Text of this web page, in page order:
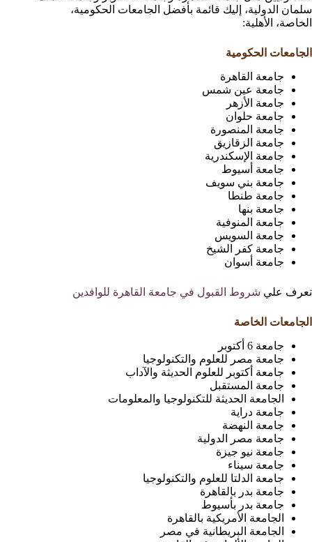
سلمان الدولية، إليك قائمة بأفضل الجامعات الحكومية،
الخاصة، الأهلية:
الجامعات الحكومية
جامعة القاهرة
جامعة عين شمس
جامعة الأزهر
جامعة حلوان
جامعة المنصورة
جامعة الزقازيق
جامعة الإسكندرية
جامعة أسيوط
جامعة بني سويف
جامعة طنطا
جامعة بنها
جامعة المنوفية
جامعة السويس
جامعة كفر الشيخ
جامعة أسوان
تعرف علي شروط القبول في جامعة القاهرة للوافدين
الجامعات الخاصة
جامعة 6 أكتوبر
جامعة مصر للعلوم والتكنولوجيا
جامعة أكتوبر للعلوم الحديثة والآداب
جامعة المستقبل
الجامعة الحديثة للتكنولوجيا والمعلومات
جامعة دراية
جامعة النهضة
جامعة مصر الدولية
جامعة نيو جيزة
جامعة سيناء
جامعة الدلتا للعلوم والتكنولوجيا
جامعة بدر بالقاهرة
جامعة بدر بأسيوط
الجامعة الأمريكية بالقاهرة
الجامعة البريطانية في مصر